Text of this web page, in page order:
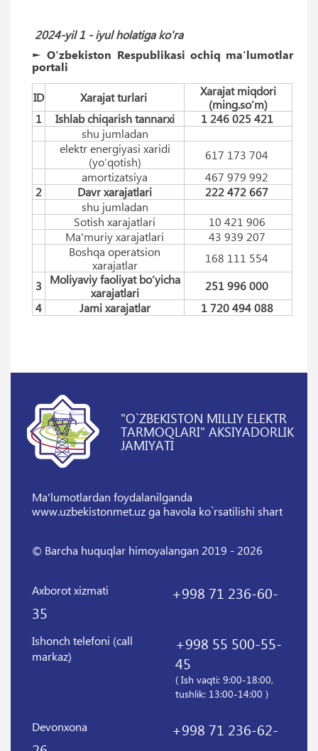
2024-yil 1 -iyulholatiga ko'ra
► O'zbekiston Respublikasi ochiq ma'lumotlar
portali
ID Xarajat turlari
Xarajat miqdori
(ming.so‘m)
1
Ishlab chiqarish tannarxi
1 246 025 421
shu jumladan
elektr energiyasi xaridi
(yo‘qotish)
617 173 704
amortizatsiya
467 979 992
2
Davr xarajatlari
222 472 667
shu jumladan
Sotish xarajatlari
10 421 906
Ma'muriy xarajatlari
43 939 207
Boshqa operatsion
xarajatlar
168 111 554
3
Moliyaviy faoliyat bo‘yicha
xarajatlari
251 996 000
4
Jami xarajatlar 1 720 494 088
"O`ZBEKISTON MILLIY ELEKTR
TARMOQLARI" AKSIYADORLIK
JAMIYATI
Ma'lumotlardan foydalanilganda
www.uzbekistonmet.uz ga havola ko`rsatilishi shart
© Barcha huquqlar himoyalangan 2019 - 2026
Axborot xizmati
+998 71 236-60-
35
Ishonch telefoni (call
markaz)
+998 55 500-55-
45
( Ish vaqti: 9:00-18:00,
tushlik: 13:00-14:00 )
Devonxona
+998 71 236-62-